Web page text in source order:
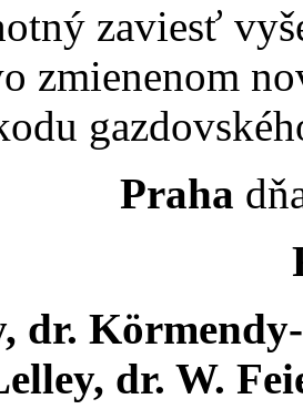
zaviesť
zmienenom
Praha
dr.
dr. W.